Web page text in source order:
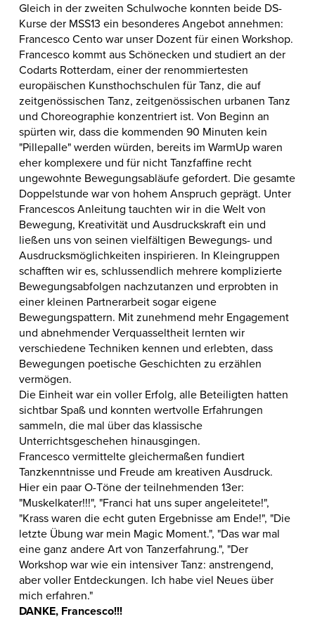
Gleich in der zweiten Schulwoche konnten beide DS-
Kurse der MSS13 ein besonderes Angebot annehmen:
Francesco Cento war unser Dozent für einen Workshop.
Francesco kommt aus Schönecken und studiert an der
Codarts Rotterdam, einer der renommiertesten
europäischen Kunsthochschulen für Tanz, die auf
zeitgenössischen Tanz, zeitgenössischen urbanen Tanz
und Choreographie konzentriert ist. Von Beginn an
spürten wir, dass die kommenden 90 Minuten kein
"Pillepalle" werden würden, bereits im WarmUp waren
eher komplexere und für nicht Tanzfaffine recht
ungewohnte Bewegungsabläufe gefordert. Die gesamte
Doppelstunde war von hohem Anspruch geprägt. Unter
Francescos Anleitung tauchten wir in die Welt von
Bewegung, Kreativität und Ausdruckskraft ein und
ließen uns von seinen vielfältigen Bewegungs- und
Ausdrucksmöglichkeiten inspirieren. In Kleingruppen
schafften wir es, schlussendlich mehrere komplizierte
Bewegungsabfolgen nachzutanzen und erprobten in
einer kleinen Partnerarbeit sogar eigene
Bewegungspattern. Mit zunehmend mehr Engagement
und abnehmender Verquasseltheit lernten wir
verschiedene Techniken kennen und erlebten, dass
Bewegungen poetische Geschichten zu erzählen
vermögen.
Die Einheit war ein voller Erfolg, alle Beteiligten hatten
sichtbar Spaß und konnten wertvolle Erfahrungen
sammeln, die mal über das klassische
Unterrichtsgeschehen hinausgingen.
Francesco vermittelte gleichermaßen fundiert
Tanzkenntnisse und Freude am kreativen Ausdruck.
Hier ein paar O-Töne der teilnehmenden 13er:
"Muskelkater!!!", "Franci hat uns super angeleitete!",
"Krass waren die echt guten Ergebnisse am Ende!", "Die
letzte Übung war mein Magic Moment.", "Das war mal
eine ganz andere Art von Tanzerfahrung.", "Der
Workshop war wie ein intensiver Tanz: anstrengend,
aber voller Entdeckungen. Ich habe viel Neues über
mich erfahren."
DANKE, Francesco!!!